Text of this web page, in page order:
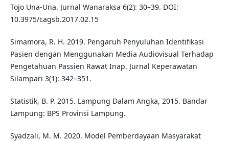
Tojo Una-Una. Jurnal Wanaraksa 6(2): 30–39. DOI:
10.3975/cagsb.2017.02.15
Simamora, R. H. 2019. Pengaruh Penyuluhan Identifikasi
Pasien dengan Menggunakan Media Audiovisual Terhadap
Pengetahuan Passien Rawat Inap. Jurnal Keperawatan
Silampari 3(1): 342–351.
Statistik, B. P. 2015. Lampung Dalam Angka, 2015. Bandar
Lampung: BPS Provinsi Lampung.
Syadzali, M. M. 2020. Model Pemberdayaan Masyarakat